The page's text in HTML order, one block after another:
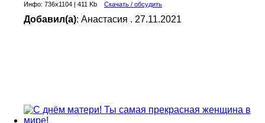
Инфо: 736х1104 | 411 Kb Скачать / обсудить
Добавил(а): Анастасия . 27.11.2021